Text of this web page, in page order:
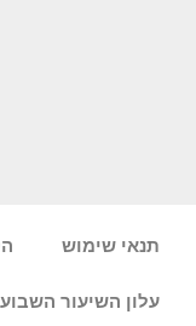
תנאי שימוש
עלון השיעור